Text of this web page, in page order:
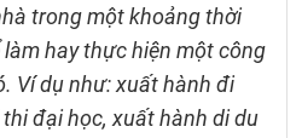
trong một khoảng thời
hay thực hiện một công
Ví dụ như: xuất hành đi
đại học, xuất hành di du